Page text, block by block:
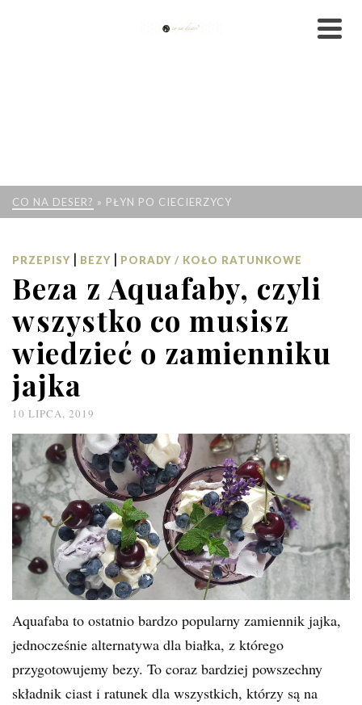
CO NA DESER? » PŁYN PO CIECIERZYCY
PRZEPISY | BEZY | PORADY / KOŁO RATUNKOWE
Beza z Aquafaby, czyli
wszystko co musisz
wiedzieć o zamienniku
jajka
10 LIPCA, 2019
Aquafaba to ostatnio bardzo popularny zamiennik jajka,
jednocześnie alternatywa dla białka, z którego
przygotowujemy bezy. To coraz bardziej powszechny
składnik ciast i ratunek dla wszystkich, którzy są na